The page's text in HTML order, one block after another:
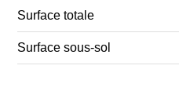
Surface totale
Surface sous-sol